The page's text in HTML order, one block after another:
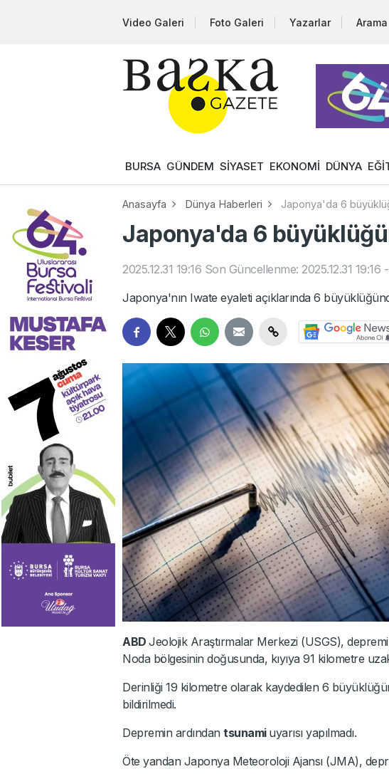
Video Galeri Foto Galeri Yazarlar Arama
BURSA GÜNDEM SİYASET EKONOMİ DÜNYA
Anasayfa Dünya Haberleri Japonya'da 6
Japonya'da 6
2025.12.31 19:16 Son Güncellenme: 2025.12.31 19:16 -
Japonya'nın Iwate eyaleti açıklarında 6
ABD Jeolojik Araştırmalar Merkezi (USGS),
Noda bölgesinin doğusunda, kıyıya 91 kilometre
Derinliği 19 kilometre olarak kaydedilen 6
bildirilmedi.
Depremin ardından tsunami uyarısı yapılmadı.
Öte yandan Japonya Meteoroloji Ajansı (JMA),